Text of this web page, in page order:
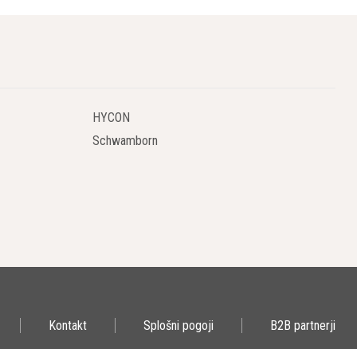
HYCON
Schwamborn
Kontakt Splošni pogoji B2B partnerji